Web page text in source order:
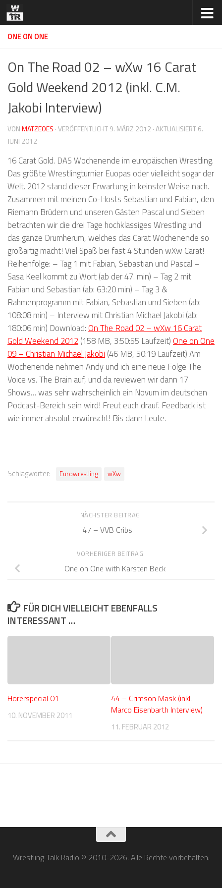
Zum Inhalt springen
ONE ON ONE
On The Road 02 – wXw 16 Carat
Gold Weekend 2012 (inkl. C.M.
Jakobi Interview)
VONMATZEOES · VERÖFFENTLICHT9. MÄRZ 2012 · AKTUALISIERT6.
JUNI 2012
16 Carat Gold. DAS Wochenende im europäischen Wrestling.
Das größte Wrestlingturnier Euopas oder vielleicht sogar der
Welt. 2012 stand dieser Erwartung in keinster Weise nach.
Zusammen mit meinen Co-Hosts Sebastian und Fabian, den
Riemann Brüdern und unseren Gästen Pascal und Sieben
betrachten wir die drei Tage hochklassiges Wrestling und
das ganze Drumherum, welches das Carat Wochenende so
großartig macht! Viel Spaß bei fast 4 Stunden wXw Carat!
Reihenfolge: – Tag 1 mit Fabian, Sebastian und Pascal –
Sasa Keel kommt zu Wort (ab der 47. min) – Tag 2 mit
Fabian und Sebastian (ab: 63:20 min) – Tag 3 &
Rahmenprogramm mit Fabian, Sebastian und Sieben (ab:
108:08 min) – Interview mit Christian Michael Jakobi (ab:
180:06 min) Download: On The Road 02 – wXw 16 Carat
Gold Weekend 2012 (158 MB, 3:50:55 Laufzeit) One on One
09 – Christian Michael Jakobi (46 MB, 50:19 Laufzeit) Am
Wochenende nehmen Andy und ich eine neue Folge The
Voice vs. The Brain auf, und da reviewen wir dann 17
Shows… was sehr wahrscheinlich ein Novum im deutschen
Podcast-Bereich sein wird! Freut euch drauf. Feedback ist
wie immer absolut erwünscht! Bis dann Leute.
Schlagwörter: Eurowrestling wXw
NÄCHSTER BEITRAG
47 – VVB Cribs
VORHERIGER BEITRAG
One on One with Karsten Beck
FÜR DICH VIELLEICHT EBENFALLS
INTERESSANT …
Hörerspecial 01
10. NOVEMBER 2011
44 – Crimson Mask (inkl.
Marco Eisenbarth Interview)
11. FEBRUAR 2012
Wrestling Talk Radio © 2010-2026. Alle Rechte vorbehalten.